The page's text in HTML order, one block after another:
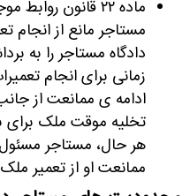
مستاجر مانع از انجام
دادگاه مستاجر را به
زمانی برای انجام
ادامه ی ممانعت از
تخلیه موقت ملک برای
هر حال، مستاجر
ممانعت او از تعمیر